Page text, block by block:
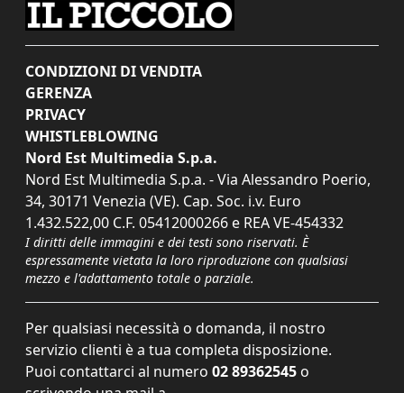
CONDIZIONI DI VENDITA
GERENZA
PRIVACY
WHISTLEBLOWING
Nord Est Multimedia S.p.a.
Nord Est Multimedia S.p.a. - Via Alessandro Poerio,
34, 30171 Venezia (VE). Cap. Soc. i.v. Euro
1.432.522,00 C.F. 05412000266 e REA VE-454332
I diritti delle immagini e dei testi sono riservati. È
espressamente vietata la loro riproduzione con qualsiasi
mezzo e l'adattamento totale o parziale.
Per qualsiasi necessità o domanda, il nostro
servizio clienti è a tua completa disposizione.
Puoi contattarci al numero 02 89362545 o